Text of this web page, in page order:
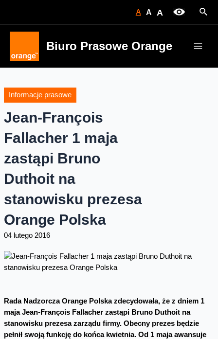
A A A
Biuro Prasowe Orange
Informacje prasowe
Jean-François
Fallacher 1 maja
zastąpi Bruno
Duthoit na
stanowisku prezesa
Orange Polska
04 lutego 2016
Rada Nadzorcza Orange Polska zdecydowała, że z dniem 1
maja Jean-François Fallacher zastąpi Bruno Duthoit na
stanowisku prezesa zarządu firmy. Obecny prezes będzie
pełnił swoją funkcję do końca kwietnia. Od 1 maja awansuje